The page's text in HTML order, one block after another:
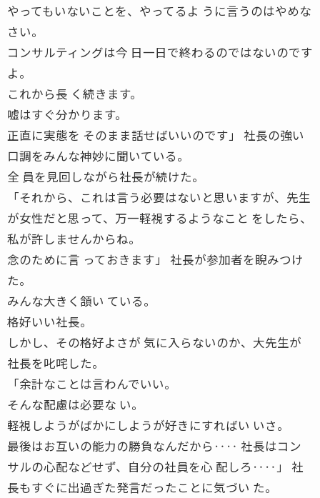
やってもいないことを、やってるよ うに言うのはやめな
さい。
コンサルティングは今 日一日で終わるのではないのです
よ。
これから長 く続きます。
嘘はすぐ分かります。
正直に実態を そのまま話せばいいのです」 社長の強い
口調をみんな神妙に聞いている。
全 員を見回しながら社長が続けた。
「それから、これは言う必要はないと思いますが、先生
が女性だと思って、万一軽視するようなこと をしたら、
私が許しませんからね。
念のために言 っておきます」 社長が参加者を睨みつけ
た。
みんな大きく頷い ている。
格好いい社長。
しかし、その格好よさが 気に入らないのか、大先生が
社長を叱咤した。
「余計なことは言わんでいい。
そんな配慮は必要な い。
軽視しようがばかにしようが好きにすればい いさ。
最後はお互いの能力の勝負なんだから‥‥ 社長はコン
サルの心配などせず、自分の社員を心 配しろ‥‥」 社
長もすぐに出過ぎた発言だったことに気づい た。